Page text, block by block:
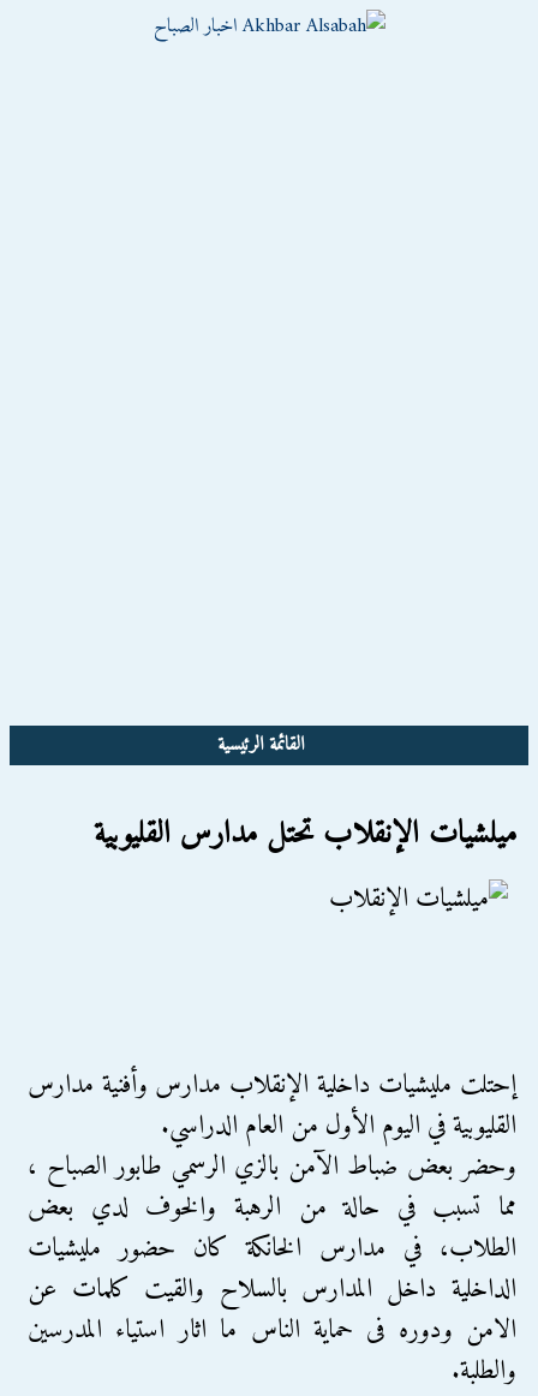
القائمة الرئيسية
ميلشيات الإنقلاب تحتل مدارس القليوبية
إحتلت مليشيات داخلية الإنقلاب مدارس وأفنية مدارس
القليوبية في اليوم الأول من العام الدراسي.
وحضر بعض ضباط الآمن بالزي الرسمي طابور الصباح ،
مما تسبب في حالة من الرهبة والخوف لدي بعض
الطلاب، في مدارس الخانكة كان حضور مليشيات
الداخلية داخل المدارس بالسلاح والقيت كلمات عن
الامن ودوره فى حماية الناس ما اثار استياء المدرسين
والطلبة.